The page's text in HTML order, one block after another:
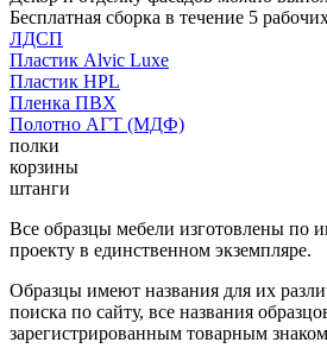
Бесплатная сборка в течение 5
ЛДСП
Пластик Alvic Luxe
Пластик HPL
Пленка ПВХ
Полотно АГТ (МДФ)
полки
корзины
штанги
Все образцы мебели изготовлены по
проекту в единственном экземпляре.
Образцы имеют названия для их
поиска по сайту, все названия
зарегистрированным товарным